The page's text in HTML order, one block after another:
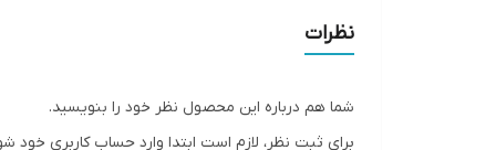
نظرات
شما هم درباره این محصول نظر خود را بنویسید.
برای ثبت نظر، لازم است ابتدا وارد حساب کاربری خود